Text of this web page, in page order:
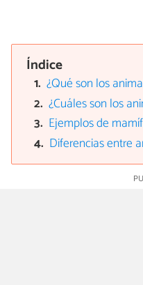
Índice
¿Qué son los
¿Cuáles son los
Ejemplos de
Diferencias entre